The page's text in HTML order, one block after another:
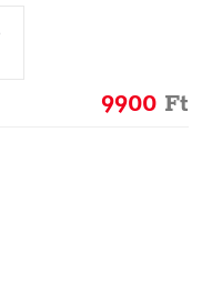
9900 Ft